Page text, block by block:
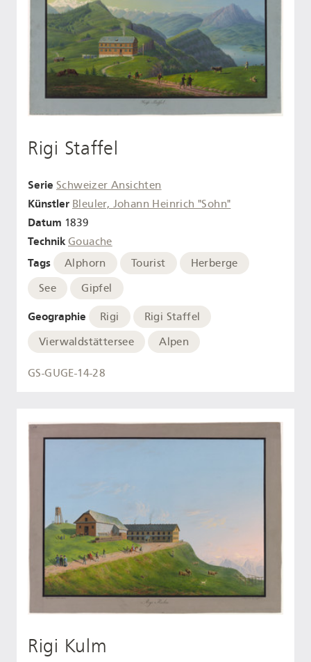
Rigi Staffel
Serie Schweizer Ansichten
Künstler Bleuler, Johann Heinrich "Sohn"
Datum 1839
Technik Gouache
Tags Alphorn Tourist
Herberge
See
Gipfel
Geographie Rigi
Rigi Staffel
Vierwaldstättersee
Alpen
GS-GUGE-14-28
Rigi Kulm